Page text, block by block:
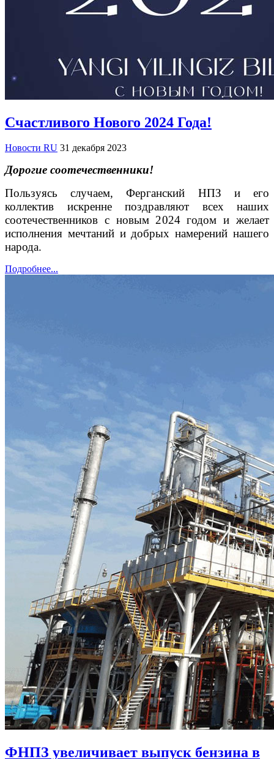
Счастливого Нового 2024 Года!
Новости RU 31 декабря 2023
Дорогие соотечественники!
Пользуясь случаем, Ферганский НПЗ и его
коллектив искренне поздравляют всех наших
соотечественников с новым 2024 годом и желает
исполнения мечтаний и добрых намерений нашего
народа.
Подробнее...
ФНПЗ увеличивает выпуск бензина в